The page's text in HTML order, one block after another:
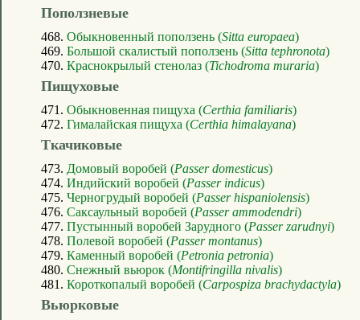
Поползневые
468. Обыкновенный поползень (Sitta europaea)
469. Большой скалистый поползень (Sitta tephronota)
470. Краснокрылый стенолаз (Tichodroma muraria)
Пищуховые
471. Обыкновенная пищуха (Certhia familiaris)
472. Гималайская пищуха (Certhia himalayana)
Ткачиковые
473. Домовый воробей (Passer domesticus)
474. Индийский воробей (Passer indicus)
475. Черногрудый воробей (Passer hispaniolensis)
476. Саксаульный воробей (Passer ammodendri)
477. Пустынный воробей Зарудного (Passer zarudnyi)
478. Полевой воробей (Passer montanus)
479. Каменный воробей (Petronia petronia)
480. Снежный вьюрок (Montifringilla nivalis)
481. Короткопалый воробей (Carpospiza brachydactyla)
Вьюрковые